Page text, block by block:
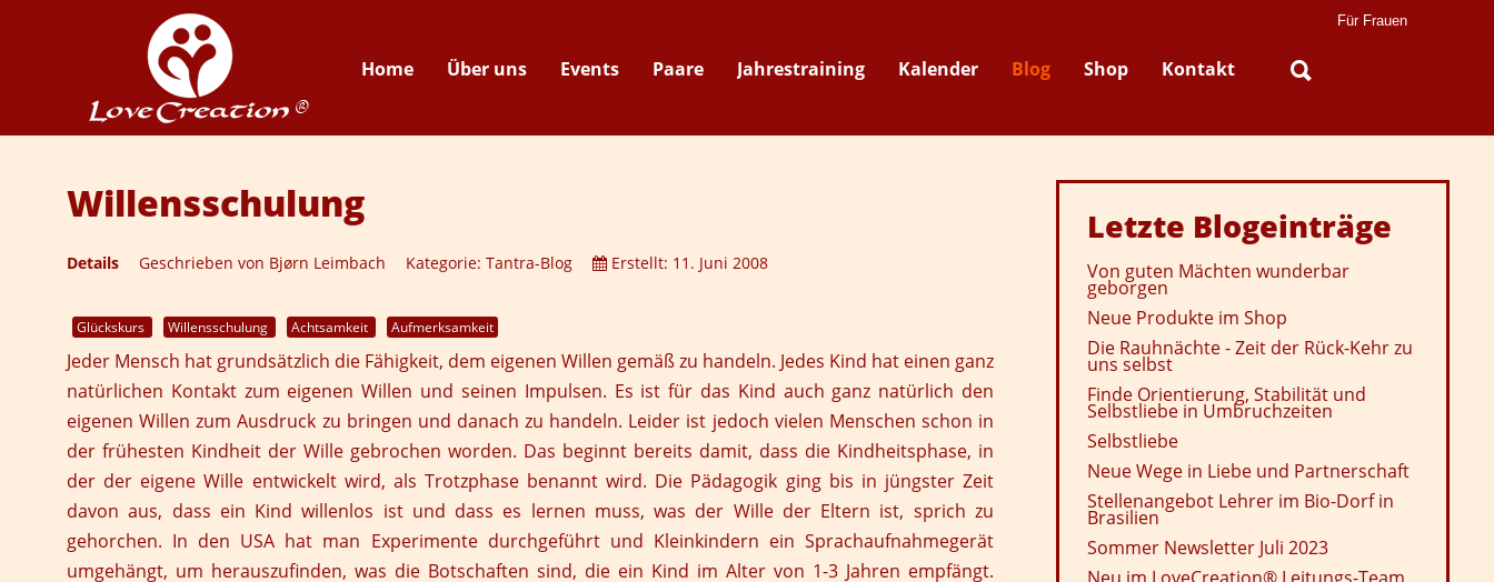
Für Frauen
Home Über uns Events Paare Jahrestraining Kalender Blog Shop Kontakt
Suche
Willensschulung
Details Geschrieben von Bjørn Leimbach Kategorie: Tantra-Blog Erstellt: 11. Juni 2008
Glückskurs Willensschulung Achtsamkeit Aufmerksamkeit
Jeder Mensch hat grundsätzlich die Fähigkeit, dem eigenen Willen gemäß zu handeln. Jedes Kind hat einen ganz
natürlichen Kontakt zum eigenen Willen und seinen Impulsen. Es ist für das Kind auch ganz natürlich den
eigenen Willen zum Ausdruck zu bringen und danach zu handeln. Leider ist jedoch vielen Menschen schon in
der frühesten Kindheit der Wille gebrochen worden. Das beginnt bereits damit, dass die Kindheitsphase, in
der der eigene Wille entwickelt wird, als Trotzphase benannt wird. Die Pädagogik ging bis in jüngster Zeit
davon aus, dass ein Kind willenlos ist und dass es lernen muss, was der Wille der Eltern ist, sprich zu
gehorchen. In den USA hat man Experimente durchgeführt und Kleinkindern ein Sprachaufnahmegerät
umgehängt, um herauszufinden, was die Botschaften sind, die ein Kind im Alter von 1-3 Jahren empfängt.
Letzte Blogeinträge
Von guten Mächten wunderbar
geborgen
Neue Produkte im Shop
Die Rauhnächte - Zeit der Rück-Kehr zu
uns selbst
Finde Orientierung, Stabilität und
Selbstliebe in Umbruchzeiten
Selbstliebe
Neue Wege in Liebe und Partnerschaft
Stellenangebot Lehrer im Bio-Dorf in
Brasilien
Sommer Newsletter Juli 2023